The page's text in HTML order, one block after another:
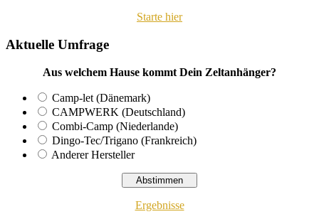
Starte hier
Aktuelle Umfrage
Aus welchem Hause kommt Dein Zeltanhänger?
Camp-let (Dänemark)
CAMPWERK (Deutschland)
Combi-Camp (Niederlande)
Dingo-Tec/Trigano (Frankreich)
Anderer Hersteller
Ergebnisse